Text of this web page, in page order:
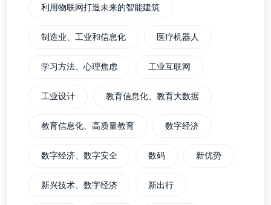
利用物联网打造未来的智能建筑
制造业、工业和信息化 医疗机器人
学习方法、心理焦虑 工业互联网
工业设计 教育信息化、教育大数据
教育信息化、高质量教育 数字经济
数字经济、数字安全 数码 新优势
新兴技术、数字经济 新出行